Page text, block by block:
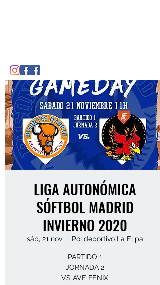
LIGA AUTONÓMICA
SÓFTBOL MADRID
INVIERNO 2020
sáb, 21 nov
  |
Polideportivo La Elipa
PARTIDO 1
JORNADA 2
VS AVE FÉNIX